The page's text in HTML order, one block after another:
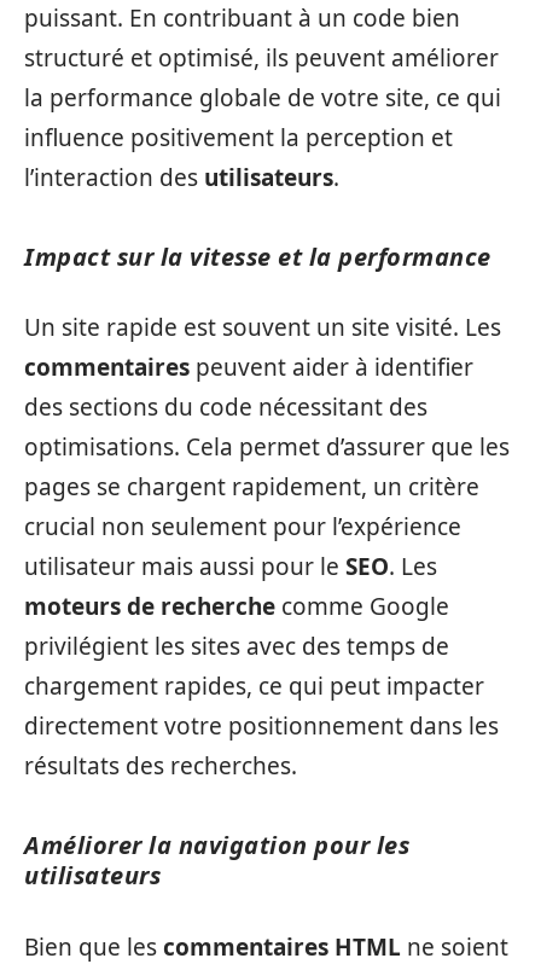
puissant. En contribuant à un code bien
structuré et optimisé, ils peuvent améliorer
la performance globale de votre site, ce qui
influence positivement la perception et
l’interaction des utilisateurs.
Impact sur la vitesse et la performance
Un site rapide est souvent un site visité. Les
commentaires peuvent aider à identifier
des sections du code nécessitant des
optimisations. Cela permet d’assurer que les
pages se chargent rapidement, un critère
crucial non seulement pour l’expérience
utilisateur mais aussi pour le SEO. Les
moteurs de recherche comme Google
privilégient les sites avec des temps de
chargement rapides, ce qui peut impacter
directement votre positionnement dans les
résultats des recherches.
Améliorer la navigation pour les
utilisateurs
Bien que lescommentaires HTML ne soient